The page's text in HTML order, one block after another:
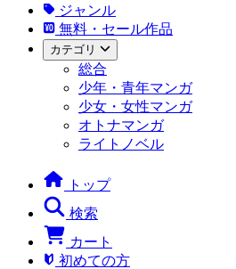
ジャンル
無料・セール作品
カテゴリ
総合
少年・青年マンガ
少女・女性マンガ
オトナマンガ
ライトノベル
トップ
検索
カート
初めての方